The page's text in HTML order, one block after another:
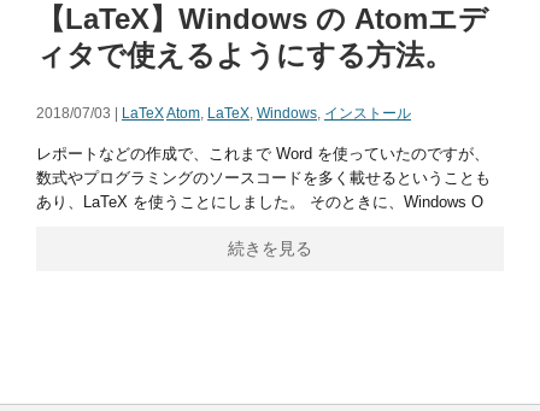
【LaTeX】Windows の Atomエデ
ィタで使えるようにする方法。
2018/07/03 | LaTeXAtom, LaTeX, Windows, インストール
レポートなどの作成で、これまで Word を使っていたのですが、
数式やプログラミングのソースコードを多く載せるということも
あり、LaTeX を使うことにしました。 そのときに、Windows O
続きを見る